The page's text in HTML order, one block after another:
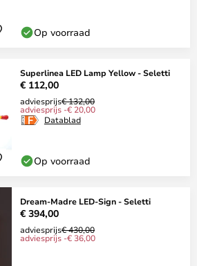
Op voorraad
Superlinea LED Lamp Yellow - Seletti
€ 112,00
adviesprijs€ 132,00
adviesprijs -€ 20,00
Datablad
Op voorraad
Dream-Madre LED-Sign - Seletti
€ 394,00
adviesprijs€ 430,00
adviesprijs -€ 36,00